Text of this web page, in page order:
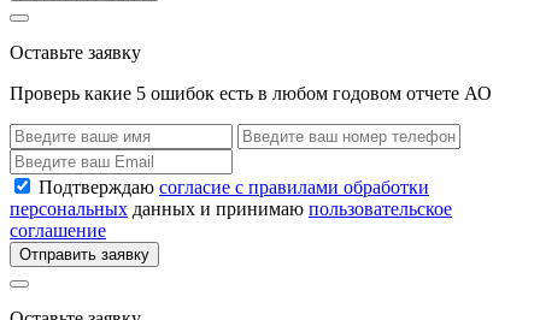
Оставьте заявку
Проверь какие 5 ошибок есть в любом годовом отчете АО
Подтверждаю согласие с правилами обработки
персональных данных и принимаю пользовательское
соглашение
Отправить заявку